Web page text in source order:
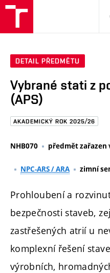
Brno
DETAIL PŘEDMĚTU
Vybrané stati z
(APS)
AKADEMICKÝ ROK 2025/26
NHB070 předmět zařazen
NPC-ARS / ARA zimní
Prohloubení a
bezpečnosti staveb,
zastřešených atrií u
komplexní řešení
výrobních,